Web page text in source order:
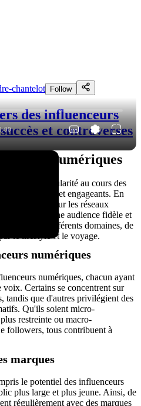
chantelot Follow
des influenceurs
et controverses
numériques
gagné en popularité au cours des
créatifs et engageants. En
des articles sur les réseaux
à constituer une audience fidèle et
à différents domaines, de
le lifestyle et le voyage.
numériques
numériques, chacun ayant
voix. Certains se concentrent sur
tandis que d'autres privilégient des
Qu'ils soient micro-
restreinte ou macro-
followers, tous contribuent à
marques
le potentiel des influenceurs
plus large et plus jeune. Ainsi, de
régulièrement avec des marques